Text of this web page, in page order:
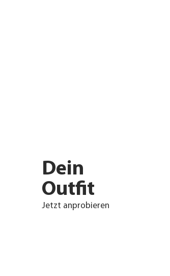
Dein
Outfit
Jetzt anprobieren